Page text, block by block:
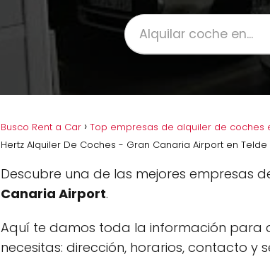
Busco Rent a Car Top empresas de alquiler de coches
Hertz Alquiler De Coches - Gran Canaria Airport en Telde
Descubre una de las mejores empresas
Canaria Airport.
Aquí te damos toda la información para
necesitas: dirección, horarios, contacto y